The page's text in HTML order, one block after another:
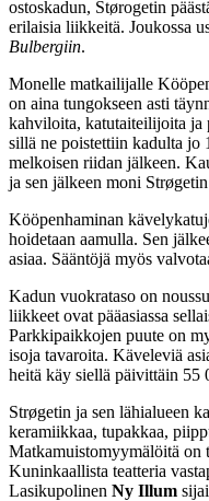
ostoskadun, Størogetin
erilaisia liikkeitä. Joukossa
Bulbergiin.
Monelle matkailijalle
on aina tungokseen asti
kahviloita, katutaiteilijoita ja
sillä ne poistettiin kadulta jo
melkoisen riidan jälkeen.
ja sen jälkeen moni
Kööpenhaminan
hoidetaan aamulla. Sen
asiaa. Sääntöjä myös
Kadun vuokrataso on
liikkeet ovat pääasiassa
Parkkipaikkojen puute on
isoja tavaroita. Käveleviä
heitä käy siellä päivittäin 55
Strøgetin ja sen lähialueen
keramiikkaa, tupakkaa,
Matkamuistomyymälöitä on
Kuninkaallista teatteria
Lasikupolinen Ny Illum